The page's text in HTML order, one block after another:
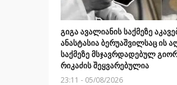
გიგა ავალიანის საქმეზე
ანასტასია ბერუაშვილსაც ის
საქმეზე მსჯავრდადებულ
რიკაძის შეყვარებულია
23:11 - 05/08/2026